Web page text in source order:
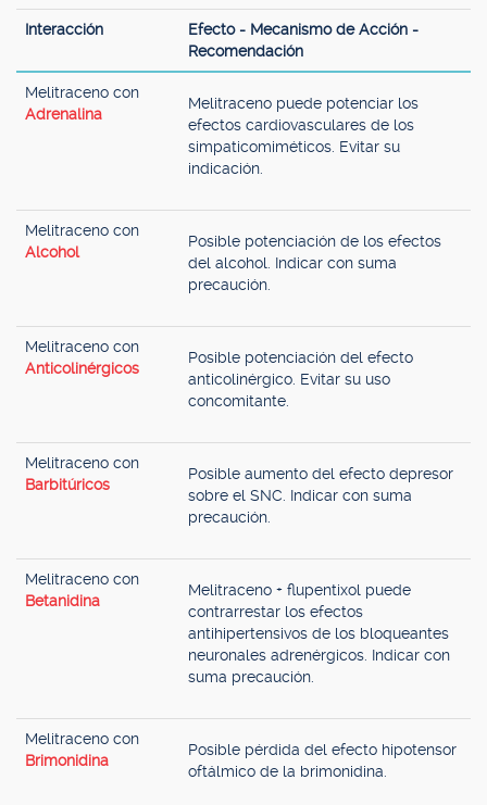
Interacción
Efecto - Mecanismo de Acción -
Recomendación
Melitraceno con
Adrenalina
Melitraceno puede potenciar los
efectos cardiovasculares de los
simpaticomiméticos. Evitar su
indicación.
Melitraceno con
Alcohol
Posible potenciación de los efectos
del alcohol. Indicar con suma
precaución.
Melitraceno con
Anticolinérgicos
Posible potenciación del efecto
anticolinérgico. Evitar su uso
concomitante.
Melitraceno con
Barbitúricos
Posible aumento del efecto depresor
sobre el SNC. Indicar con suma
precaución.
Melitraceno con
Betanidina
Melitraceno + flupentixol puede
contrarrestar los efectos
antihipertensivos de los bloqueantes
neuronales adrenérgicos. Indicar con
suma precaución.
Melitraceno con
Brimonidina
Posible pérdida del efecto hipotensor
oftálmico de la brimonidina.